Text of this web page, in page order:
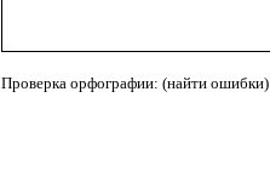
Проверка орфографии: (найти ошибки)